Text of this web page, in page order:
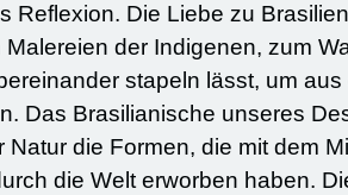
Lächeln und
der Indigenen, zum
stapeln lässt, um
die Formen, die mit dem
die Welt erworben haben.